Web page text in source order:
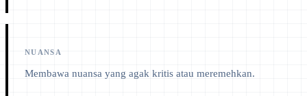
NUANSA
Membawa nuansa yang agak kritis atau meremehkan.